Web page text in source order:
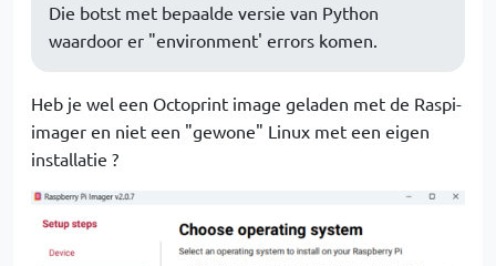
Die botst met bepaalde versie van Python
waardoor er "environment' errors komen.
Heb je wel een Octoprint image geladen met de Raspi-
imager en niet een "gewone" Linux met een eigen
installatie ?